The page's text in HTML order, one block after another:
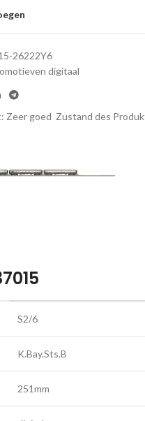
26222Y6
digitaal
Zeer goed Zustand des
S2/6
K.Bay.Sts.B
251mm